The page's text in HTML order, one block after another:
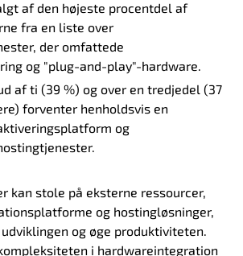
af den højeste procentdel af
fra en liste over
der omfattede
og "plug-and-play"-hardware.
af ti (39 %) og over en tredjedel (37
forventer henholdsvis en
og
kan stole på eksterne ressourcer,
og hostingløsninger,
og øge produktiviteten.
i hardwareintegration